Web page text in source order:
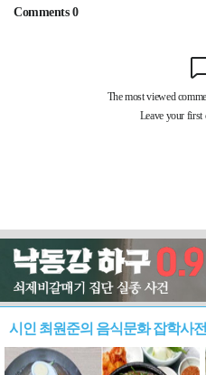
시인 최원준의 음식문화 잡학사전